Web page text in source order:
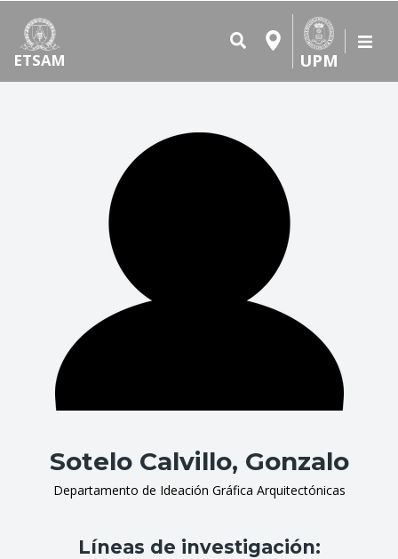
ETSAM UPM
Sotelo Calvillo, Gonzalo
Departamento de Ideación Gráfica Arquitectónicas
Líneas de investigación: